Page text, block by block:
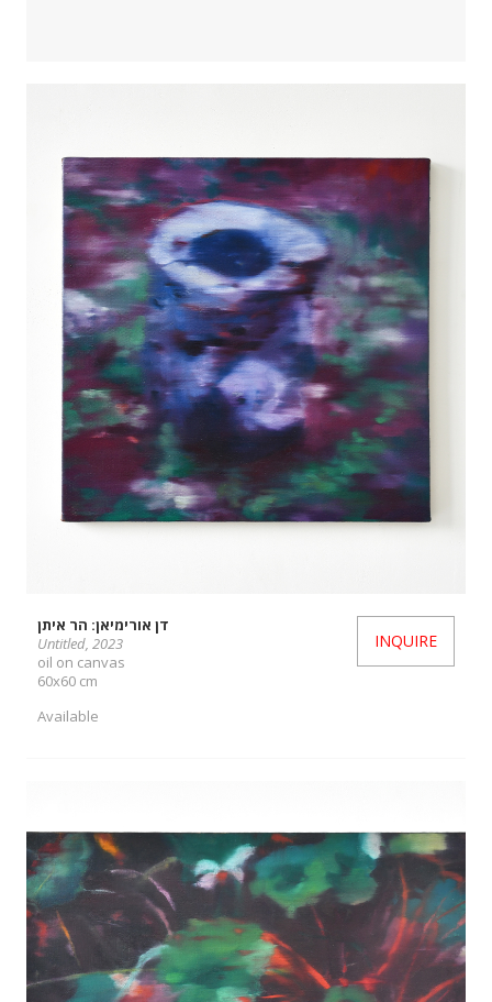
דן אורימיאן: הר איתן
Untitled, 2023
oil on canvas
60x60 cm
Available
INQUIRE